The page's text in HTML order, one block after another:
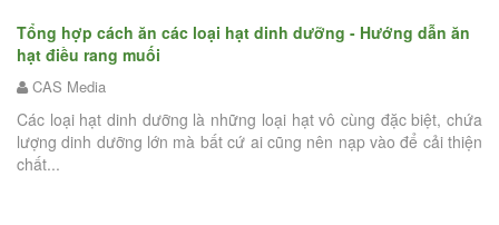
ăn
chứa
thiện
Liệu ăn hạt điều rang muối có giúp giảm cân? - Nên dùng
hạt điều rang muối như thế nào mới đúng mà không tăng
cân
CAS Media